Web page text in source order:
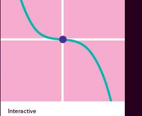
Interactive